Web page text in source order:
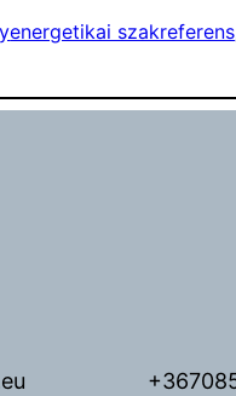
energetikai szakreferens